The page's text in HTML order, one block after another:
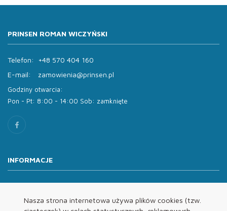
Nasza strona internetowa używa plików cookies (tzw.
PRINSEN ROMAN WICZYŃSKI
Telefon:
+48 570 404 160
E-mail:
zamowienia@prinsen.pl
Godziny otwarcia:
Pon - Pt: 8:00 - 14:00 Sob: zamknięte
INFORMACJE
Oferta